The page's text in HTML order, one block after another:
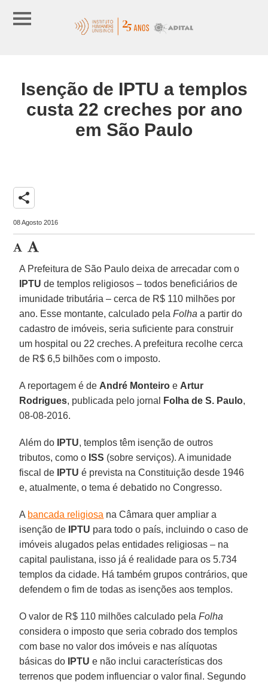
Isenção de IPTU a templos
custa 22 creches por ano
em São Paulo
share
08 Agosto 2016
A Prefeitura de São Paulo deixa de arrecadar com o
IPTU de templos religiosos – todos beneficiários de
imunidade tributária – cerca de R$ 110 milhões por
ano. Esse montante, calculado pelaFolha a partir do
cadastro de imóveis, seria suficiente para construir
um hospital ou 22 creches. A prefeitura recolhe cerca
de R$ 6,5 bilhões com o imposto.
A reportagem é de André Monteiro e Artur
Rodrigues, publicada pelo jornal Folha de S. Paulo,
08-08-2016.
Além do IPTU, templos têm isenção de outros
tributos, como o ISS (sobre serviços). A imunidade
fiscal de
IPTU é prevista na Constituição desde 1946
e, atualmente, o tema é debatido no Congresso.
A bancada religiosa na Câmara quer ampliar a
isenção de
IPTU para todo o país, incluindo o caso de
imóveis alugados pelas entidades religiosas – na
capital paulistana, isso já é realidade para os 5.734
templos da cidade. Há também grupos contrários, que
defendem o fim de todas as isenções aos templos.
O valor de R$ 110 milhões calculado pelaFolha
considera o imposto que seria cobrado dos templos
com base no valor dos imóveis e nas alíquotas
básicas do
IPTU e não inclui características dos
terrenos que podem influenciar o valor final. Segundo